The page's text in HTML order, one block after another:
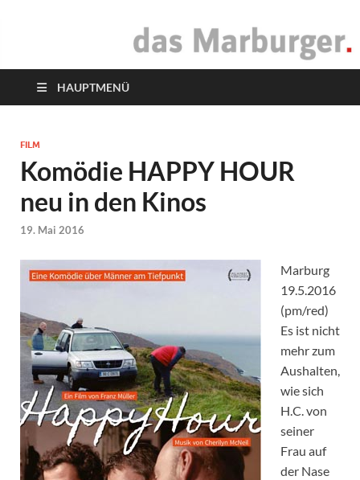
das Marburger.
HAUPTMENÜ
FILM
Komödie HAPPY HOUR
neu in den Kinos
19. Mai 2016
Marburg
19.5.2016
(pm/red)
Es ist nicht
mehr zum
Aushalten,
wie sich
H.C. von
seiner
Frau auf
der Nase